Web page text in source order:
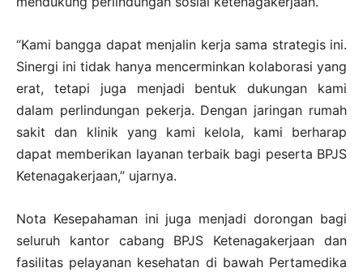
“Kami bangga dapat menjalin kerja sama strategis ini.
Sinergi ini tidak hanya mencerminkan kolaborasi yang
erat, tetapi juga menjadi bentuk dukungan kami
dalam perlindungan pekerja. Dengan jaringan rumah
sakit dan klinik yang kami kelola, kami berharap
dapat memberikan layanan terbaik bagi peserta BPJS
Ketenagakerjaan,” ujarnya.
Nota Kesepahaman ini juga menjadi dorongan bagi
seluruh kantor cabang BPJS Ketenagakerjaan dan
fasilitas pelayanan kesehatan di bawah Pertamedika